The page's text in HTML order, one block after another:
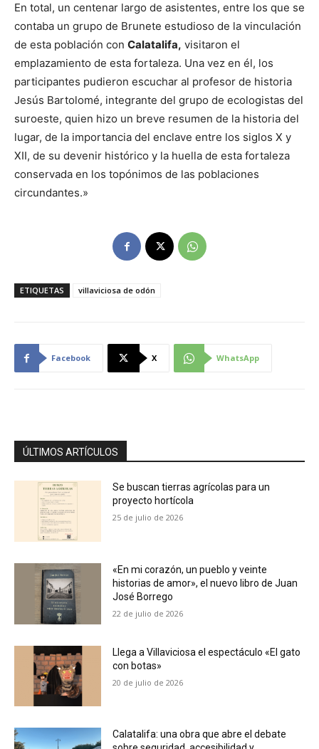
En total, un centenar largo de asistentes, entre los que se
contaba un grupo de Brunete estudioso de la vinculación
de esta población con Calatalifa, visitaron el
emplazamiento de esta fortaleza. Una vez en él, los
participantes pudieron escuchar al profesor de historia
Jesús Bartolomé, integrante del grupo de ecologistas del
suroeste, quien hizo un breve resumen de la historia del
lugar, de la importancia del enclave entre los siglos X y
XII, de su devenir histórico y la huella de esta fortaleza
conservada en los topónimos de las poblaciones
circundantes.»
ETIQUETAS villaviciosa de odón
Facebook X WhatsApp
ÚLTIMOS ARTÍCULOS
Se buscan tierras agrícolas para un
proyecto hortícola
25 de julio de 2026
«En mi corazón, un pueblo y veinte
historias de amor», el nuevo libro de Juan
José Borrego
22 de julio de 2026
Llega a Villaviciosa el espectáculo «El gato
con botas»
20 de julio de 2026
Calatalifa: una obra que abre el debate